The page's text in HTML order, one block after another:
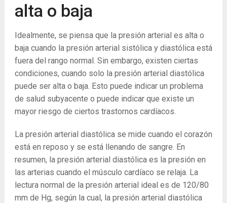
alta o baja
Idealmente, se piensa que la presión arterial es alta o
baja cuando la presión arterial sistólica y diastólica está
fuera del rango normal. Sin embargo, existen ciertas
condiciones, cuando solo la presión arterial diastólica
puede ser alta o baja. Esto puede indicar un problema
de salud subyacente o puede indicar que existe un
mayor riesgo de ciertos trastornos cardíacos.
La presión arterial diastólica se mide cuando el corazón
está en reposo y se está llenando de sangre. En
resumen, la presión arterial diastólica es la presión en
las arterias cuando el músculo cardíaco se relaja. La
lectura normal de la presión arterial ideal es de 120/80
mm de Hg, según la cual, la presión arterial diastólica